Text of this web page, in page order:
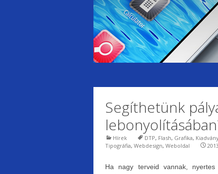
Segíthetünk
Hírek DTP, Flash, Grafika,
Tipográfia, Webdesign, Weboldal
Ha nagy terveid vannak, nyertes